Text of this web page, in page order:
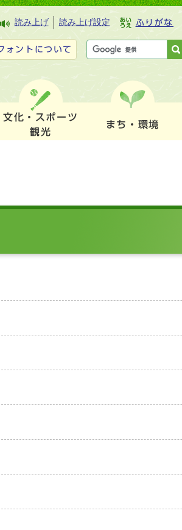
読み上げ 読み上げ設定 ふりがな
ォントについて
文化・スポーツ
観光
まち・環境